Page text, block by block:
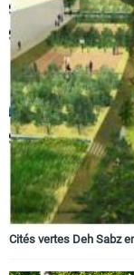
Cités vertes Deh Sabz